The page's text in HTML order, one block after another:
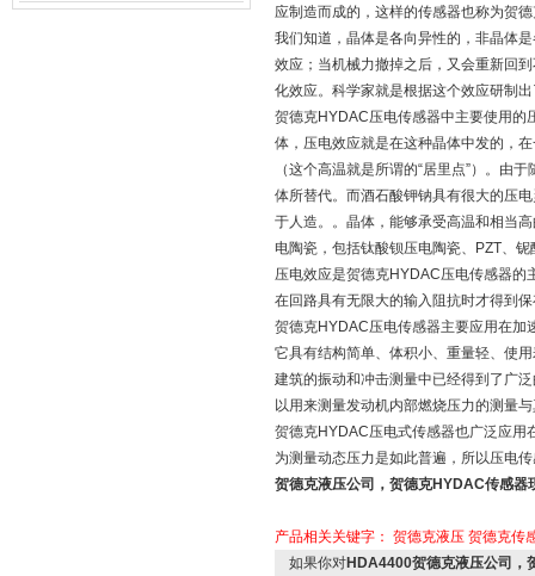
应制造而成的，这样的传感器也称为贺
我们知道，晶体是各向异性的，非晶体
效应；当机械力撤掉之后，又会重新回
化效应。科学家就是根据这个效应研制
贺德克HYDAC压电传感器中主要使用的
体，压电效应就是在这种晶体中发的，
（这个高温就是所谓的“居里点”）。由
体所替代。而酒石酸钾钠具有很大的压
于人造。。晶体，能够承受高温和相当
电陶瓷，包括钛酸钡压电陶瓷、PZT、
压电效应是贺德克HYDAC压电传感器
在回路具有无限大的输入阻抗时才得到
贺德克HYDAC压电传感器主要应用在加
它具有结构简单、体积小、重量轻、使
建筑的振动和冲击测量中已经得到了广
以用来测量发动机内部燃烧压力的测量
贺德克HYDAC压电式传感器也广泛应用
为测量动态压力是如此普遍，所以压电
贺德克液压公司，贺德克HYDAC传感器
产品相关关键字： 贺德克液压 贺德克传
如果你对HDA4400贺德克液压公司，